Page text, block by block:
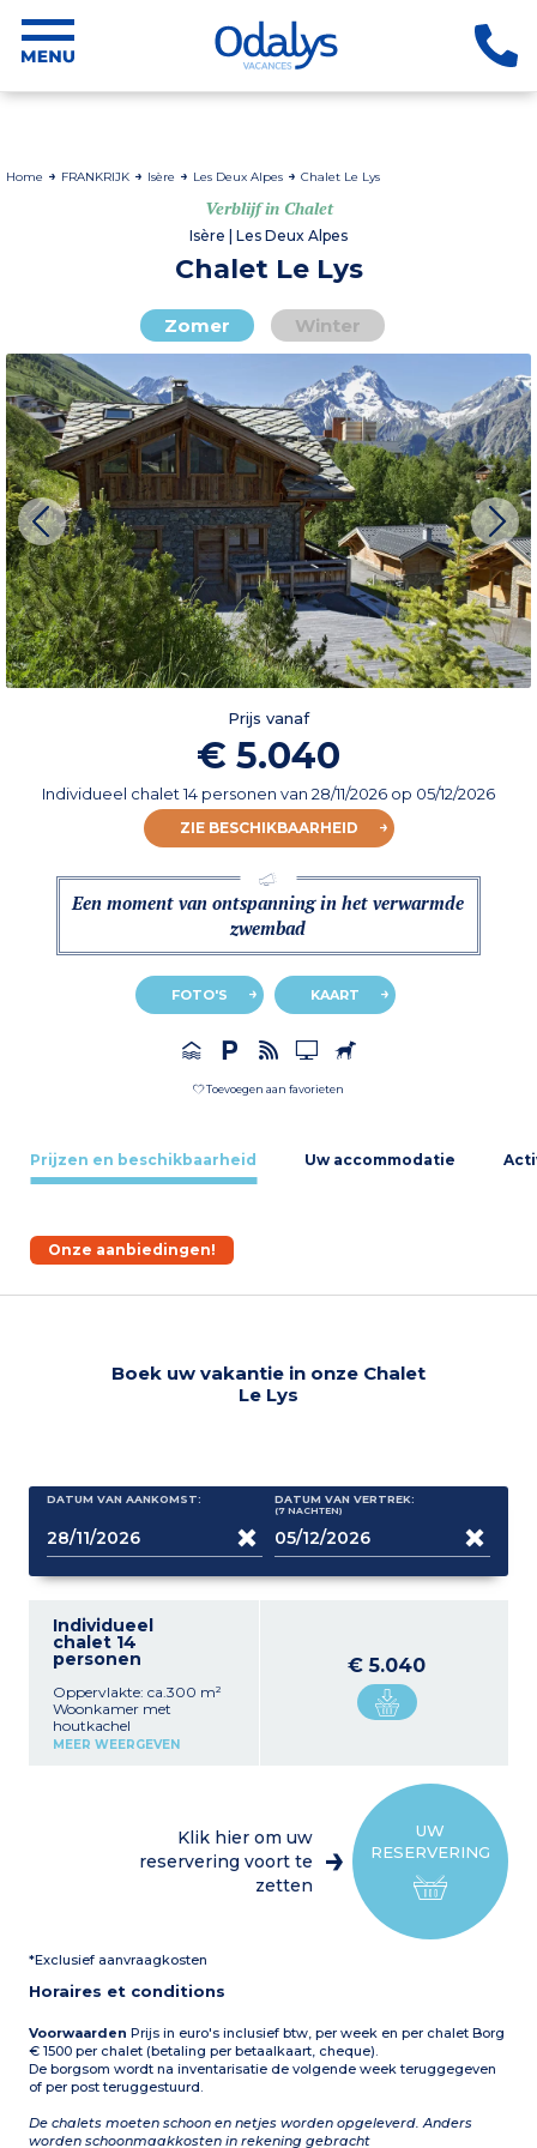
Home FRANKRIJK Isère Les Deux Alpes Chalet Le Lys
Verblijf in Chalet
Isère | Les Deux Alpes
Chalet Le Lys
Zomer Winter
Prijs vanaf
€ 5.040
Individueel chalet 14 personen van 28/11/2026 op 05/12/2026
ZIE BESCHIKBAARHEID
Een moment van ontspanning in het verwarmde
zwembad
FOTO'S KAART
Toevoegen aan favorieten
Prijzen en beschikbaarheid Uw accommodatie
Onze aanbiedingen!
Boek uw vakantie in onze Chalet
Le Lys
DATUM VAN AANKOMST: DATUM VAN VERTREK:
(7 NACHTEN)
Individueel
chalet 14
personen
Oppervlakte: ca.300 m²
Woonkamer met
houtkachel
Volledig ingerichte open
slaapkamers met elk
1 slaapkamer met 2
douche, wastafel, wc 1
tweepersoonsbed 180 bad,
wastafel, wc 1 slaapkamer
met 2 eenpersoonsbedden,
bad, wastafel, wc 1
slaapkamer met een
wastafel, wc 1 slaapkamer
MEER WEERGEVEN
€ 5.040
UW
RESERVERING
Klik hier om uw
reservering voort te
zetten
*Exclusief aanvraagkosten
Horaires et conditions
Voorwaarden Prijs in euro's inclusief btw, per week en per chalet Borg
€ 1500 per chalet (betaling per betaalkaart, cheque).
De borgsom wordt na inventarisatie de volgende week teruggegeven
of per post teruggestuurd.
De chalets moeten schoon en netjes worden opgeleverd. Anders
worden schoonmaakkosten in rekening gebracht